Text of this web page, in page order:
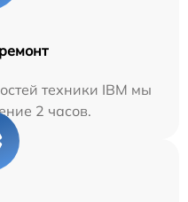
техники IBM мы
2 часов.